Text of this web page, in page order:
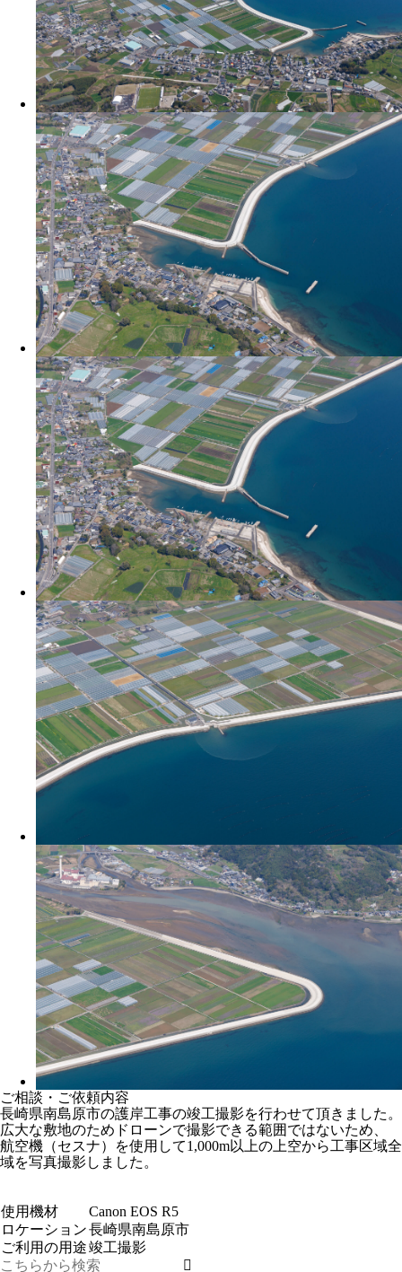
ご相談・ご依頼内容
長崎県南島原市の護岸工事の竣工撮影を行わせて頂きました。
広大な敷地のためドローンで撮影できる範囲ではないため、
航空機（セスナ）を使用して1,000m以上の上空から工事区域全
域を写真撮影しました。
使用機材
Canon EOS R5
ロケーション長崎県南島原市
ご利用の用途竣工撮影